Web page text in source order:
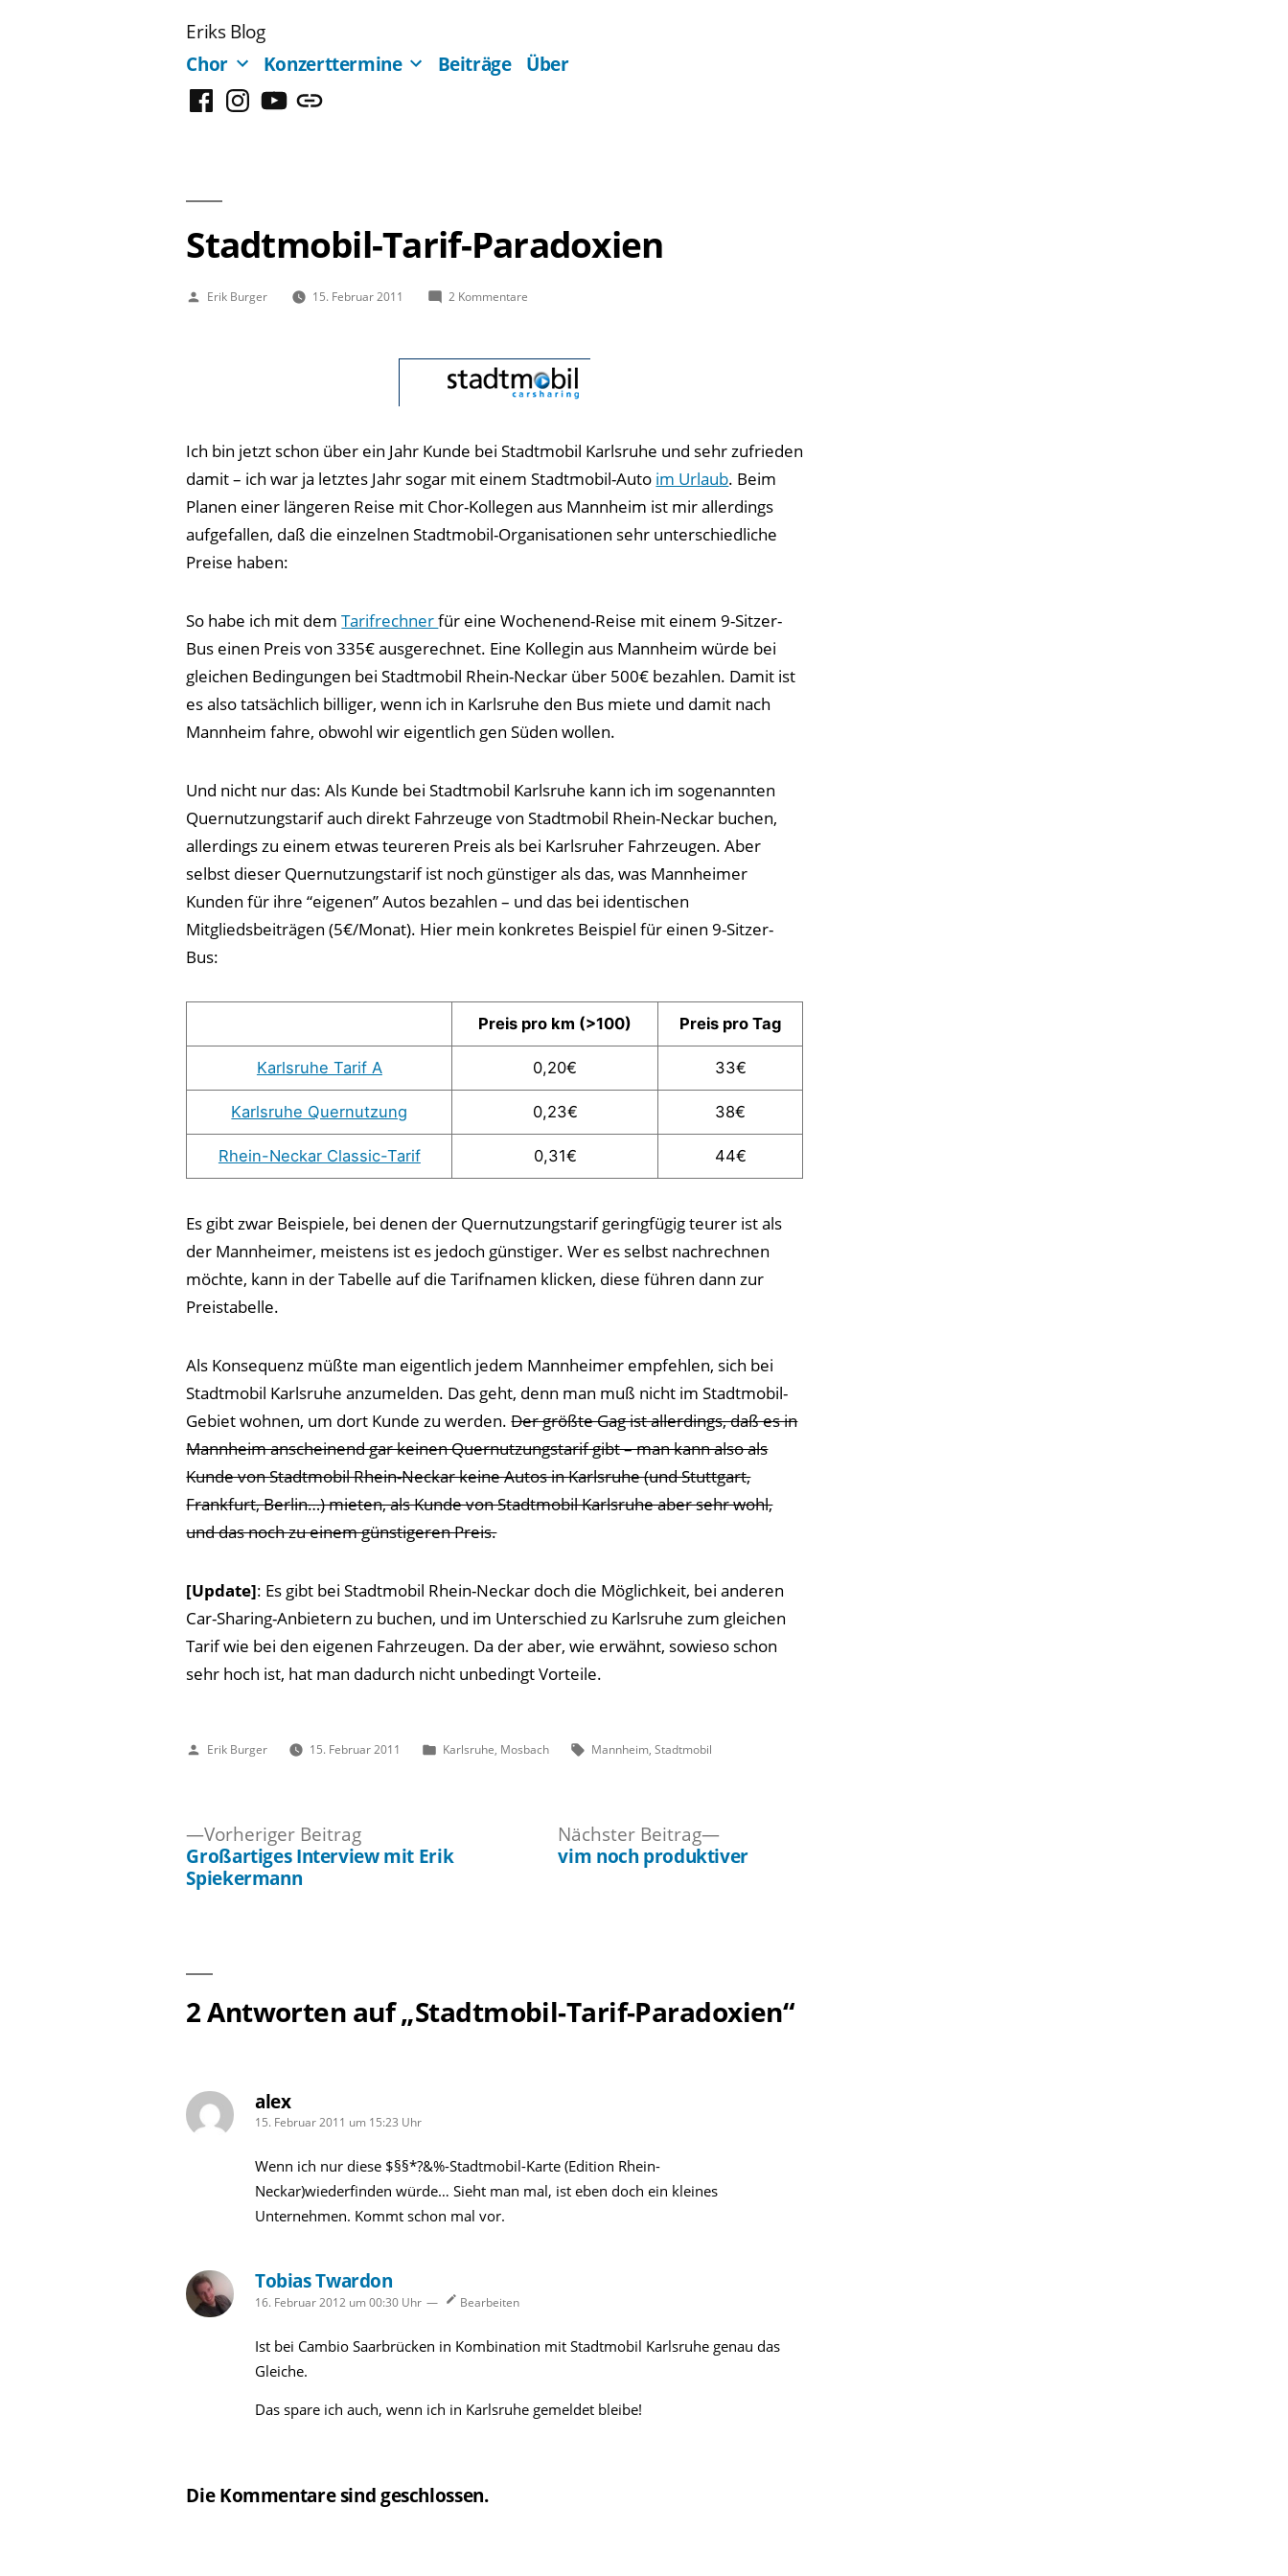
Eriks Blog
Chor
Konzerttermine Beiträge Über
FacebookInstagram
YouTubeMastodon
Stadtmobil-Tarif-Paradoxien
Veröffentlicht
Erik Burger 15. Februar 2011 2 Kommentarezu
Paradoxien
Ich bin jetzt schon über ein Jahr Kunde bei Stadtmobil Karlsruhe und sehr zufrieden
damit – ich war ja letztes Jahr sogar mit einem Stadtmobil-Auto im Urlaub. Beim
Planen einer längeren Reise mit Chor-Kollegen aus Mannheim ist mir allerdings
aufgefallen, daß die einzelnen Stadtmobil-Organisationen sehr unterschiedliche
Preise haben:
So habe ich mit demTarifrechnerfür eine Wochenend-Reise mit einem 9-Sitzer-
Bus einen Preis von 335€ ausgerechnet. Eine Kollegin aus Mannheim würde bei
gleichen Bedingungen bei Stadtmobil Rhein-Neckar über 500€ bezahlen. Damit ist
es also tatsächlich billiger, wenn ich in Karlsruhe den Bus miete und damit nach
Mannheim fahre, obwohl wir eigentlich gen Süden wollen.
Und nicht nur das: Als Kunde bei Stadtmobil Karlsruhe kann ich im sogenannten
Quernutzungstarif auch direkt Fahrzeuge von Stadtmobil Rhein-Neckar buchen,
allerdings zu einem etwas teureren Preis als bei Karlsruher Fahrzeugen. Aber
selbst dieser Quernutzungstarif ist noch günstiger als das, was Mannheimer
Kunden für ihre “eigenen” Autos bezahlen – und das bei identischen
Mitgliedsbeiträgen (5€/Monat). Hier mein konkretes Beispiel für einen 9-Sitzer-
Bus:
Preis pro km (>100) Preis pro Tag
Karlsruhe Tarif A 0,20€ 33€
Karlsruhe Quernutzung 0,23€ 38€
Rhein-Neckar Classic-Tarif 0,31€ 44€
Es gibt zwar Beispiele, bei denen der Quernutzungstarif geringfügig teurer ist als
der Mannheimer, meistens ist es jedoch günstiger. Wer es selbst nachrechnen
möchte, kann in der Tabelle auf die Tarifnamen klicken, diese führen dann zur
Preistabelle.
Als Konsequenz müßte man eigentlich jedem Mannheimer empfehlen, sich bei
Stadtmobil Karlsruhe anzumelden. Das geht, denn man muß nicht im Stadtmobil-
Gebiet wohnen, um dort Kunde zu werden.Der größte Gag ist allerdings, daß es in
Mannheim anscheinend gar keinen Quernutzungstarif gibt – man kann also als
Kunde von Stadtmobil Rhein-Neckar keine Autos in Karlsruhe (und Stuttgart,
Frankfurt, Berlin…) mieten, als Kunde von Stadtmobil Karlsruhe aber sehr wohl,
und das noch zu einem günstigeren Preis.
[Update]: Es gibt bei Stadtmobil Rhein-Neckar doch die Möglichkeit, bei anderen
Car-Sharing-Anbietern zu buchen, und im Unterschied zu Karlsruhe zum gleichen
Tarif wie bei den eigenen Fahrzeugen. Da der aber, wie erwähnt, sowieso schon
sehr hoch ist, hat man dadurch nicht unbedingt Vorteile.
Veröffentlicht
Erik Burger 15. Februar 2011
Veröffentlicht
Karlsruhe Mosbach Schlagwörter:
Mannheim, Stadtmobil
Beitragsnavigation
Vorheriger BeitragVorheriger
Beitrag:
Großartiges Interview mit Erik
Spiekermann
Nächster Beitrag
Nächster
Beitrag:
vim noch produktiver
2 Antworten auf „Stadtmobil-Tarif-Paradoxien“
alex
schreibt:
15. Februar 2011 um 15:23 Uhr
Wenn ich nur diese $§§*?&%-Stadtmobil-Karte (Edition Rhein-
Neckar)wiederfinden würde… Sieht man mal, ist eben doch ein kleines
Unternehmen. Kommt schon mal vor.
Tobias Twardon
schreibt:
16. Februar 2012 um 00:30 Uhr — Bearbeiten
Ist bei Cambio Saarbrücken in Kombination mit Stadtmobil Karlsruhe genau das
Gleiche.
Das spare ich auch, wenn ich in Karlsruhe gemeldet bleibe!
Die Kommentare sind geschlossen.